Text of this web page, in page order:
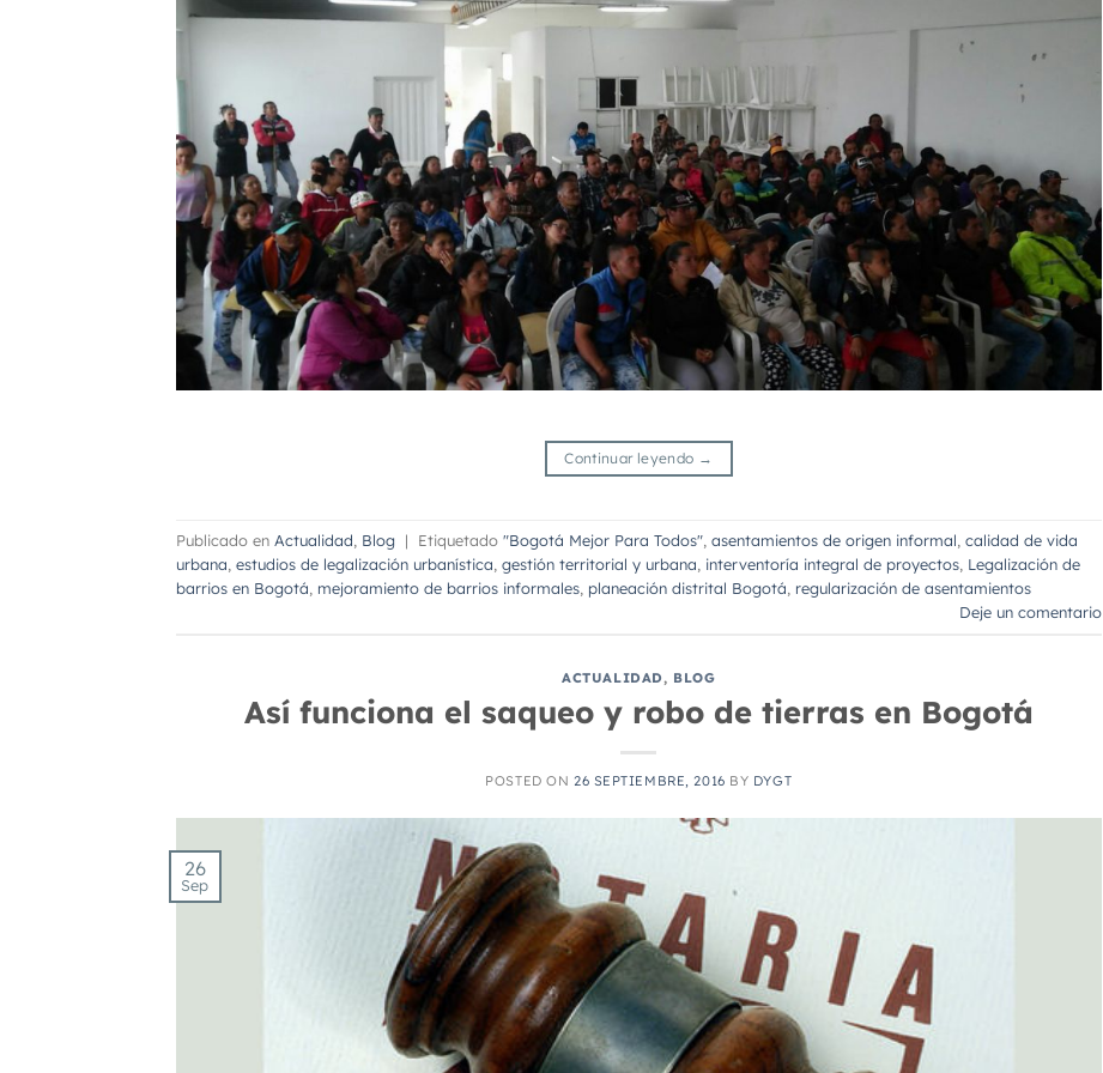
Continuar leyendo →
Publicado en Actualidad, Blog | Etiquetado "Bogotá Mejor Para Todos", asentamientos de origen informal, calidad de vida
urbana, estudios de legalización urbanística, gestión territorial y urbana, interventoría integral de proyectos, Legalización de
barrios en Bogotá, mejoramiento de barrios informales, planeación distrital Bogotá, regularización de asentamientos
Deje un comentario
ACTUALIDAD, BLOG
Así funciona el saqueo y robo de tierras en Bogotá
POSTED ON 26 SEPTIEMBRE, 2016 BY DYGT
26
Sep